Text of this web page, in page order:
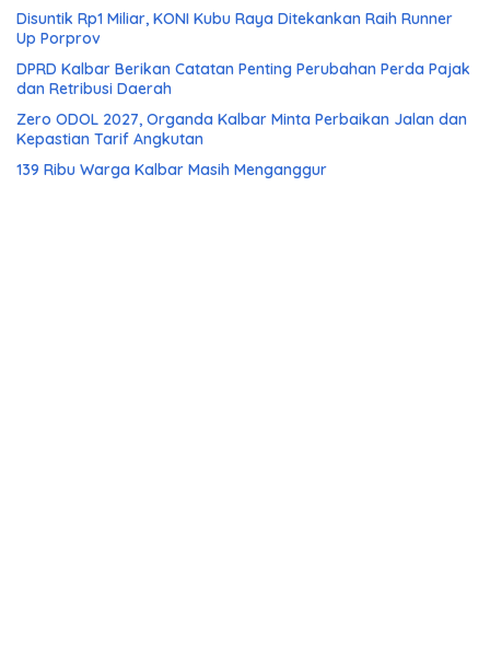
Disuntik Rp1 Miliar, KONI Kubu Raya Ditekankan Raih Runner
Up Porprov
DPRD Kalbar Berikan Catatan Penting Perubahan Perda Pajak
dan Retribusi Daerah
Zero ODOL 2027, Organda Kalbar Minta Perbaikan Jalan dan
Kepastian Tarif Angkutan
139 Ribu Warga Kalbar Masih Menganggur